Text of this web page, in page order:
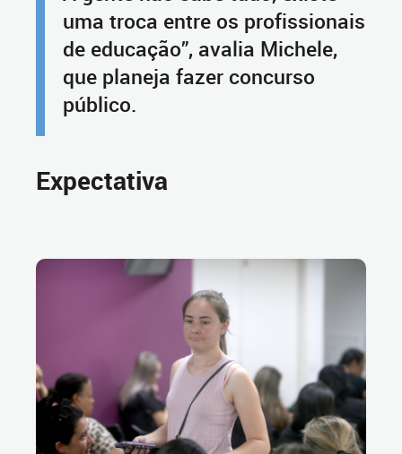
uma troca entre os profissionais
de educação”, avalia Michele,
que planeja fazer concurso
público.
Expectativa